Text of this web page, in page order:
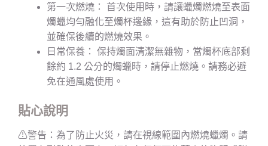
第一次燃燒： 首次使用時，請讓蠟燭燃燒至表面
燭蠟均勻融化至燭杯邊緣，這有助於防止凹洞，
並確保後續的燃燒效果。
日常保養： 保持燭面清潔無雜物，當燭杯底部剩
餘約 1.2 公分的燭蠟時，請停止燃燒。請務必避
免在通風處使用。
貼心說明
⚠警告：為了防止火災，請在視線範圍內燃燒蠟燭。請